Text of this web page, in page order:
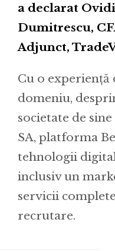
a declarat
Dumitrescu,
Adjunct,
Cu o experiență
domeniu,
societate de
SA, platforma
tehnologii
inclusiv un
servicii
recrutare.